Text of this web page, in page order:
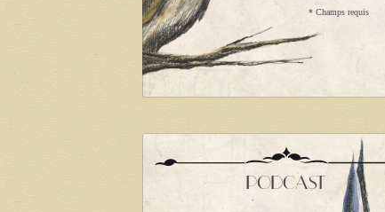
* Champs requis
PODCAST